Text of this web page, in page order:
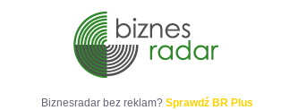
Biznesradar bez reklam? Sprawdź BR Plus